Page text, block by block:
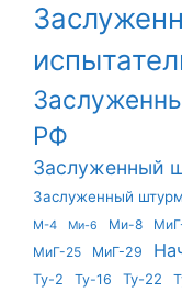
РФ
Заслуженный
Заслуженный
М-4
Ми-6 Ми-8
МиГ-25
МиГ-29
Ту-2 Ту-16 Ту-22